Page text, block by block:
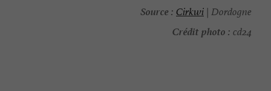
Source : Cirkwi | Dordogne
Crédit photo : cd24